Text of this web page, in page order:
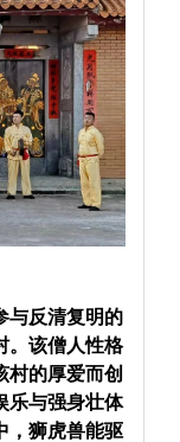
与反清复明的
。该僧人性格
村的厚爱而创
乐与强身壮体
，狮虎兽能驱